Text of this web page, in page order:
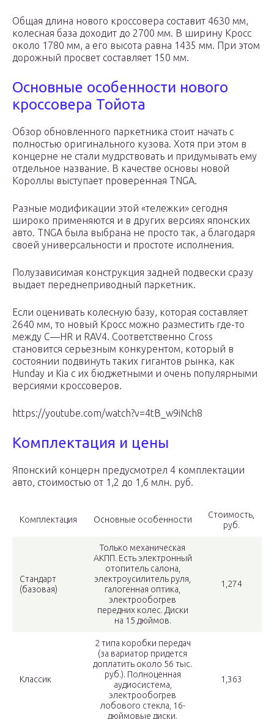
Общая длина нового кроссовера составит 4630 мм,
колесная база доходит до 2700 мм. В ширину Кросс
около 1780 мм, а его высота равна 1435 мм. При этом
дорожный просвет составляет 150 мм.
Основные особенности нового
кроссовера Тойота
Обзор обновленного паркетника стоит начать с
полностью оригинального кузова. Хотя при этом в
концерне не стали мудрствовать и придумывать ему
отдельное название. В качестве основы новой
Короллы выступает проверенная TNGA.
Разные модификации этой «тележки» сегодня
широко применяются и в других версиях японских
авто. TNGA была выбрана не просто так, а благодаря
своей универсальности и простоте исполнения.
Полузависимая конструкция задней подвески сразу
выдает переднеприводный паркетник.
Если оценивать колесную базу, которая составляет
2640 мм, то новый Кросс можно разместить где-то
между C—HR и RAV4. Соответственно Cross
становится серьезным конкурентом, который в
состоянии подвинуть таких гигантов рынка, как
Hunday и Kia с их бюджетными и очень популярными
версиями кроссоверов.
https://youtube.com/watch?v=4tB_w9iNch8
Комплектация и цены
Японский концерн предусмотрел 4 комплектации
авто, стоимостью от 1,2 до 1,6 млн. руб.
Комплектация Основные особенности
Стоимость,
руб.
Стандарт
(базовая)
Только механическая
АКПП. Есть электронный
отопитель салона,
электроусилитель руля,
галогенная оптика,
электрообогрев
передних колес. Диски
на 15 дюймов.
1,274
Классик
2 типа коробки передач
(за вариатор придется
доплатить около 56 тыс.
руб.). Полноценная
аудиосистема,
электрообогрев
лобового стекла, 16-
дюймовые диски.
1,363